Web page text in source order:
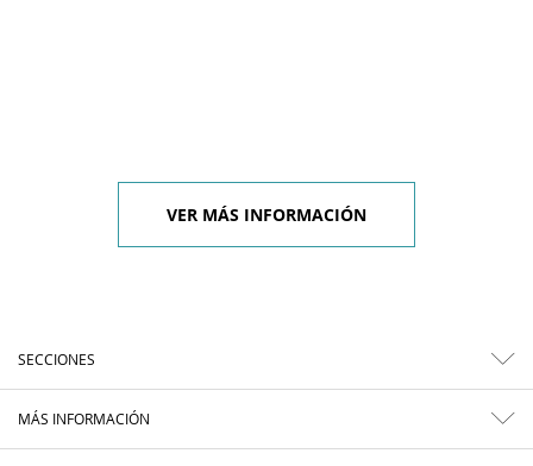
VER MÁS INFORMACIÓN
SECCIONES
MÁS INFORMACIÓN